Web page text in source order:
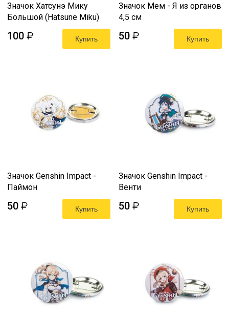
Значок Хатсунэ Мику
Большой (Hatsune Miku)
#4 7,5 см в ассортименте
100 ₽ Купить
Значок Мем - Я из органов
4,5 см
50 ₽ Купить
Значок Genshin Impact -
Паймон
50 ₽ Купить
Значок Genshin Impact -
Венти
50 ₽ Купить